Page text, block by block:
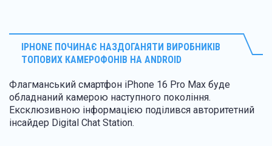
IPHONE ПОЧИНАЄ НАЗДОГАНЯТИ ВИРОБНИКІВ
ТОПОВИХ КАМЕРОФОНІВ НА ANDROID
Флагманський смартфон iPhone 16 Pro Max буде
обладнаний камерою наступного покоління.
Ексклюзивною інформацією поділився авторитетний
інсайдер Digital Chat Station.